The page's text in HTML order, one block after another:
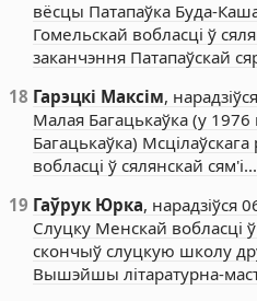
вёсцы Патапаўка Буда-
Гомельскай вобласці ў
заканчэння Патапаўскай
18 Гарэцкі Максім,
Малая Багацькаўка (у 1976
Багацькаўка)
вобласці ў сялянскай
19 Гаўрук Юрка, нарадзіўся
Слуцку Менскай вобласці
скончыў слуцкую школу
Вышэйшы літаратурна-